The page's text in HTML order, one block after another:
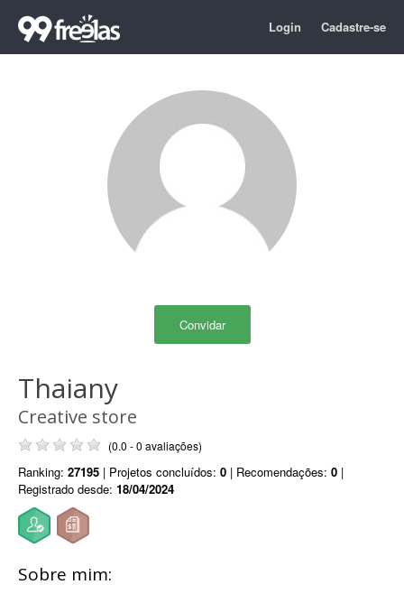
Login Cadastre-se
Convidar
Thaiany
Creative store
(0.0 - 0 avaliações)
Ranking: 27195 | Projetos concluídos: 0 | Recomendações: 0 |
Registrado desde: 18/04/2024
Sobre mim: